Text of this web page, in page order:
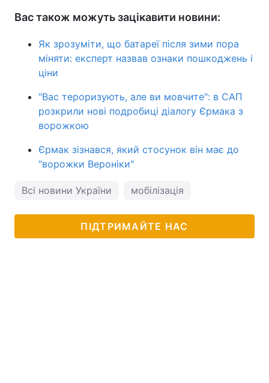
Вас також можуть зацікавити новини:
Як зрозуміти, що батареї після зими пора
міняти: експерт назвав ознаки пошкоджень і
ціни
"Вас тероризують, але ви мовчите": в САП
розкрили нові подробиці діалогу Єрмака з
ворожкою
Єрмак зізнався, який стосунок він має до
"ворожки Вероніки"
Всі новини України мобілізація
ПІДТРИМАЙТЕ НАС